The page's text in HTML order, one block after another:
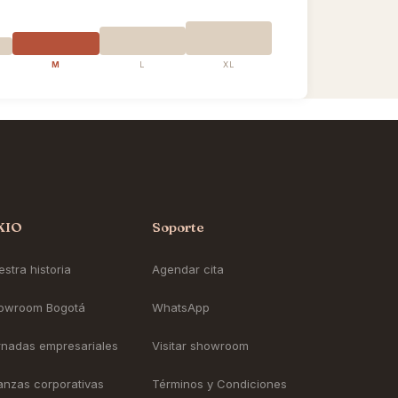
M L XL
historia
Bogotá
empresariales
corporativas
Soporte
Agendar cita
WhatsApp
Visitar showroom
Términos y Condiciones